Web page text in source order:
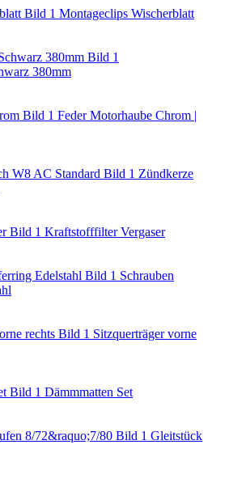
Montageclips Wischerblatt
380mm
Feder Motorhaube Chrom |
Zündkerze
Kraftstofffilter Vergaser
Schrauben
Sitzquerträger vorne
Dämmmatten Set
Gleitstück